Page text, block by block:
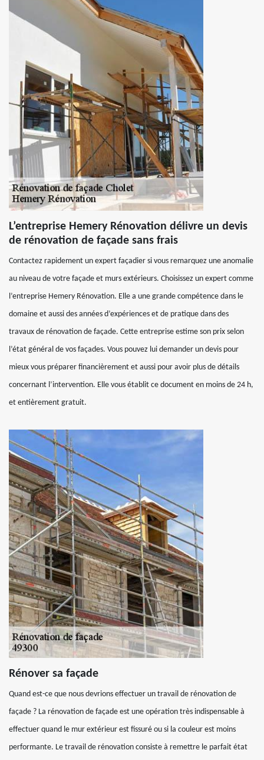
L’entreprise Hemery Rénovation délivre un devis
de rénovation de façade sans frais
Contactez rapidement un expert façadier si vous remarquez une anomalie
au niveau de votre façade et murs extérieurs. Choisissez un expert comme
l’entreprise Hemery Rénovation. Elle a une grande compétence dans le
domaine et aussi des années d’expériences et de pratique dans des
travaux de rénovation de façade. Cette entreprise estime son prix selon
l’état général de vos façades. Vous pouvez lui demander un devis pour
mieux vous préparer financièrement et aussi pour avoir plus de détails
concernant l’intervention. Elle vous établit ce document en moins de 24 h,
et entièrement gratuit.
Rénover sa façade
Quand est-ce que nous devrions effectuer un travail de rénovation de
façade ? La rénovation de façade est une opération très indispensable à
effectuer quand le mur extérieur est fissuré ou si la couleur est moins
performante. Le travail de rénovation consiste à remettre le parfait état